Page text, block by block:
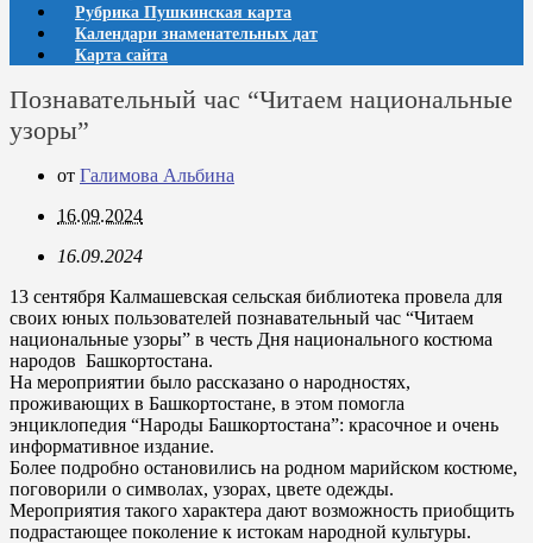
Рубрика Пушкинская карта
Календари знаменательных дат
Карта сайта
Познавательный час “Читаем национальные
узоры”
от Галимова Альбина
16.09.2024
16.09.2024
13 сентября Калмашевская сельская библиотека провела для
своих юных пользователей познавательный час “Читаем
национальные узоры” в честь Дня национального костюма
народов Башкортостана.
На мероприятии было рассказано о народностях,
проживающих в Башкортостане, в этом помогла
энциклопедия “Народы Башкортостана”: красочное и очень
информативное издание.
Более подробно остановились на родном марийском костюме,
поговорили о символах, узорах, цвете одежды.
Мероприятия такого характера дают возможность приобщить
подрастающее поколение к истокам народной культуры.